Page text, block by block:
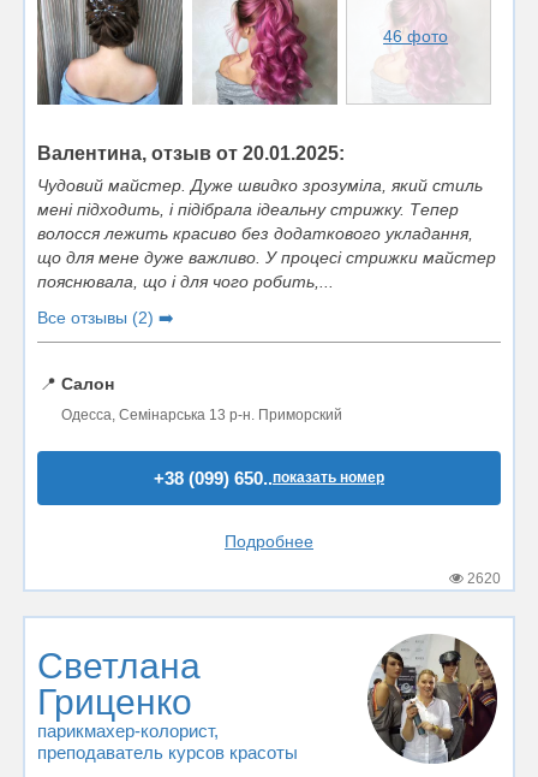
46 фото
Валентина, отзыв от 20.01.2025:
Чудовий майстер. Дуже швидко зрозуміла, який стиль
мені підходить, і підібрала ідеальну стрижку. Тепер
волосся лежить красиво без додаткового укладання,
що для мене дуже важливо. У процесі стрижки майстер
пояснювала, що і для чого робить,...
Все отзывы (2) ➡️
📍 Салон
Одесса, Семінарська 13 р-н. Приморский
+38 (099) 650..показать номер
Подробнее
2620
Светлана
Гриценко
парикмахер-колорист,
преподаватель курсов красоты